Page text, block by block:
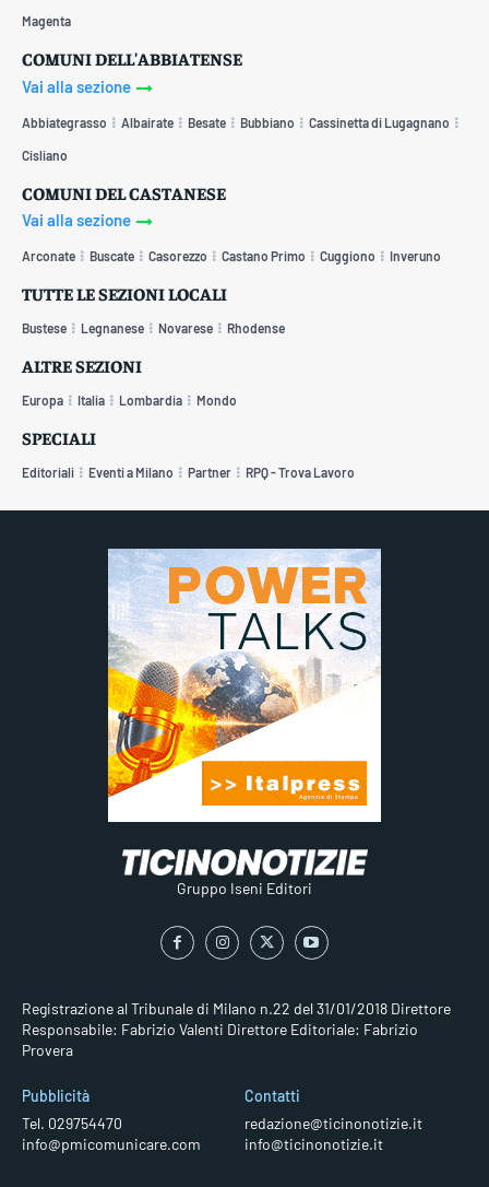
Magenta
COMUNI DELL'ABBIATENSE
Vai alla sezione
Abbiategrasso Albairate Besate Bubbiano Cassinetta di Lugagnano
Cisliano
COMUNI DEL CASTANESE
Vai alla sezione
Arconate Buscate Casorezzo Castano Primo Cuggiono Inveruno
TUTTE LE SEZIONI LOCALI
Bustese Legnanese Novarese Rhodense
ALTRE SEZIONI
Europa Italia Lombardia Mondo
SPECIALI
Editoriali Eventi a Milano Partner RPQ - Trova Lavoro
Gruppo Iseni Editori
Registrazione al Tribunale di Milano n.22 del 31/01/2018 Direttore
Responsabile: Fabrizio Valenti Direttore Editoriale: Fabrizio
Provera
Pubblicità
Tel. 029754470
info@pmicomunicare.com
Contatti
redazione@ticinonotizie.it
info@ticinonotizie.it